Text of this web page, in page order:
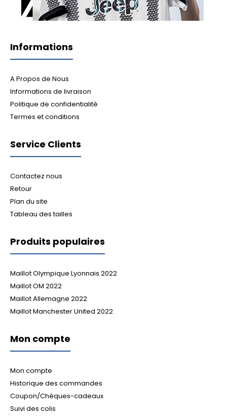
Informations
A Propos de Nous
Informations de livraison
Politique de confidentialité
Termes et conditions
Service Clients
Contactez nous
Retour
Plan du site
Tableau des tailles
Produits populaires
Maillot Olympique Lyonnais 2022
Maillot OM 2022
Maillot Allemagne 2022
Maillot Manchester United 2022
Mon compte
Mon compte
Historique des commandes
Coupon/Chèques-cadeaux
Suivi des colis